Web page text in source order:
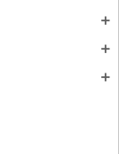
add
add
add